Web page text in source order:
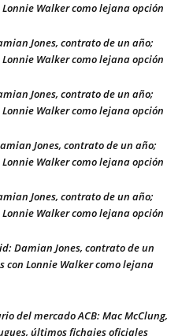
Walker como lejana opción
Jones, contrato de un año;
Walker como lejana opción
Jones, contrato de un año;
Walker como lejana opción
Jones, contrato de un año;
Walker como lejana opción
Jones, contrato de un año;
Walker como lejana opción
Damian Jones, contrato de un
con Lonnie Walker como lejana
del mercado ACB: Mac McClung,
últimos fichajes oficiales